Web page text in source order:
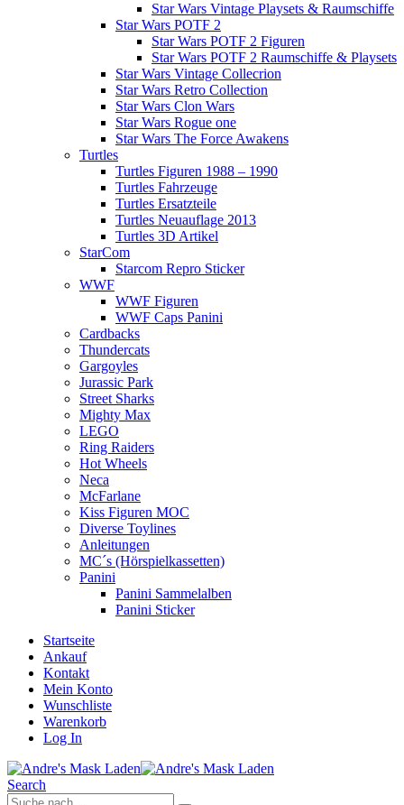
Star Wars Vintage Playsets & Raumschiffe
Star Wars POTF 2
Star Wars POTF 2 Figuren
Star Wars POTF 2 Raumschiffe & Playsets
Star Wars Vintage Collecrion
Star Wars Retro Collection
Star Wars Clon Wars
Star Wars Rogue one
Star Wars The Force Awakens
Turtles
Turtles Figuren 1988 – 1990
Turtles Fahrzeuge
Turtles Ersatzteile
Turtles Neuauflage 2013
Turtles 3D Artikel
StarCom
Starcom Repro Sticker
WWF
WWF Figuren
WWF Caps Panini
Cardbacks
Thundercats
Gargoyles
Jurassic Park
Street Sharks
Mighty Max
LEGO
Ring Raiders
Hot Wheels
Neca
McFarlane
Kiss Figuren MOC
Diverse Toylines
Anleitungen
MC´s (Hörspielkassetten)
Panini
Panini Sammelalben
Panini Sticker
Startseite
Ankauf
Kontakt
Mein Konto
Wunschliste
Warenkorb
Log In
Search